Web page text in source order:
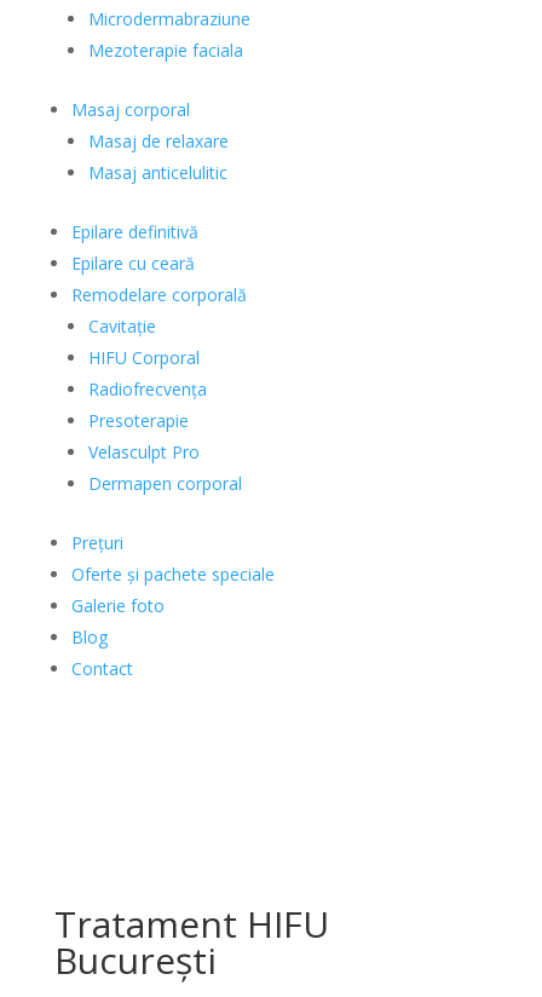
Microdermabraziune
Mezoterapie faciala
Masaj corporal
Masaj de relaxare
Masaj anticelulitic
Epilare definitivă
Epilare cu ceară
Remodelare corporală
Cavitație
HIFU Corporal
Radiofrecvența
Presoterapie
Velasculpt Pro
Dermapen corporal
Prețuri
Oferte și pachete speciale
Galerie foto
Blog
Contact
Tratament HIFU
București